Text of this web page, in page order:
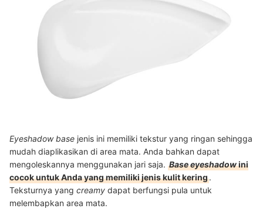
Eyeshadow base jenis ini memiliki tekstur yang ringan sehingga
mudah diaplikasikan di area mata. Anda bahkan dapat
mengoleskannya menggunakan jari saja. Base eyeshadowini
cocok untuk Anda yang memiliki jenis kulit kering.
Teksturnya yang creamy dapat berfungsi pula untuk
melembapkan area mata.